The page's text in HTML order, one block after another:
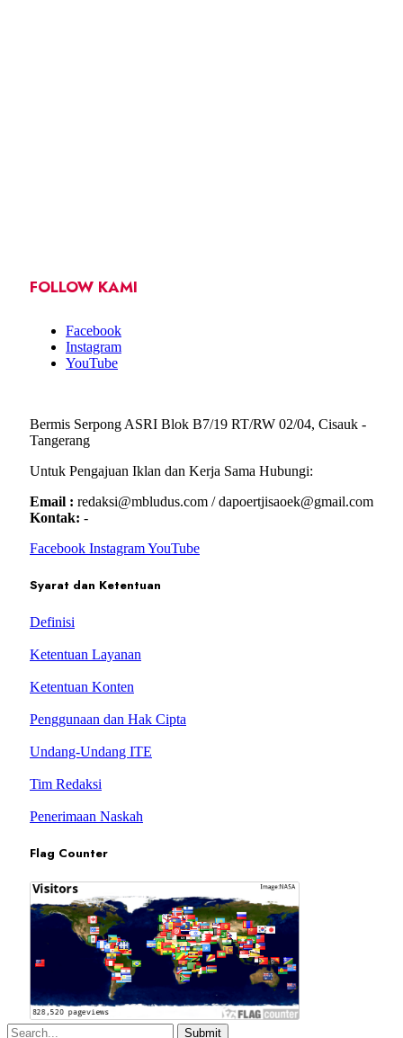
FOLLOW KAMI
Facebook
Instagram
YouTube
Bermis Serpong ASRI Blok B7/19 RT/RW 02/04, Cisauk -
Tangerang
Untuk Pengajuan Iklan dan Kerja Sama Hubungi:
Email : redaksi@mbludus.com / dapoertjisaoek@gmail.com
Kontak: -
Facebook InstagramYouTube
Syarat dan Ketentuan
Definisi
Ketentuan Layanan
Ketentuan Konten
Penggunaan dan Hak Cipta
Undang-Undang ITE
Tim Redaksi
Penerimaan Naskah
Flag Counter
Submit